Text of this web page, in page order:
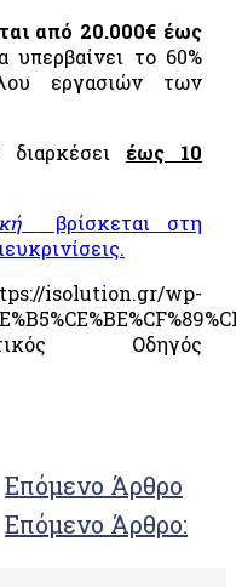
από 20.000€ έως
υπερβαίνει το 60%
εργασιών των
έως 10
βρίσκεται στη
wp-
Οδηγός
Επόμενο Άρθρο
Επόμενο Άρθρο: